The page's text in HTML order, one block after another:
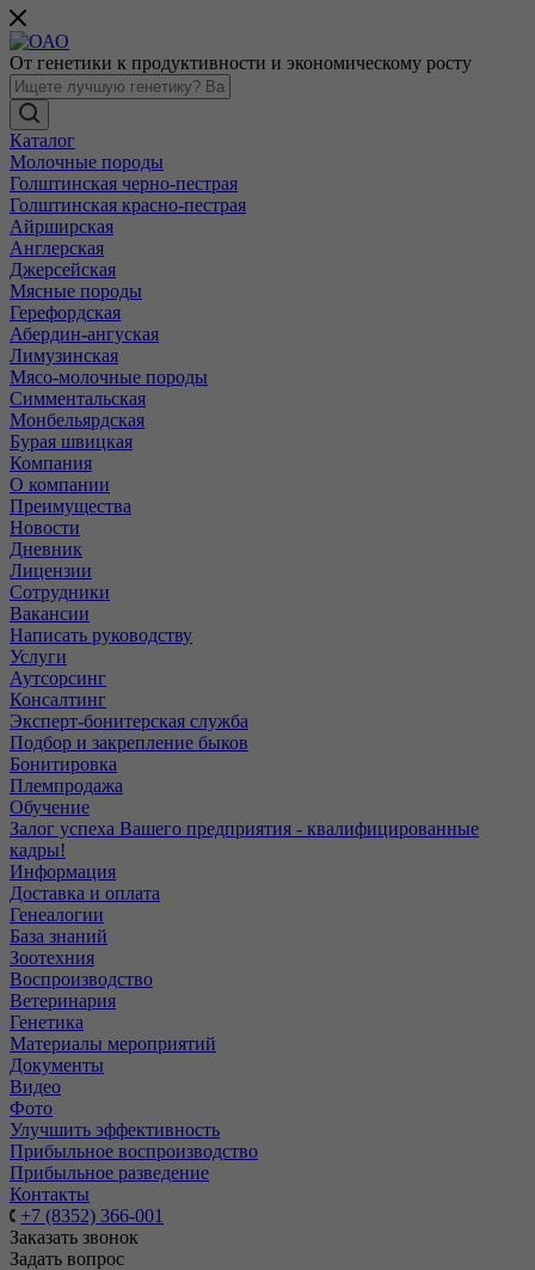
От генетики к продуктивности и экономическому росту
Каталог
Молочные породы
Голштинская черно-пестрая
Голштинская красно-пестрая
Айрширская
Англерская
Джерсейская
Мясные породы
Герефордская
Абердин-ангуская
Лимузинская
Мясо-молочные породы
Симментальская
Монбельярдская
Бурая швицкая
Компания
О компании
Преимущества
Новости
Дневник
Лицензии
Сотрудники
Вакансии
Написать руководству
Услуги
Аутсорсинг
Консалтинг
Эксперт-бонитерская служба
Подбор и закрепление быков
Бонитировка
Племпродажа
Обучение
Залог успеха Вашего предприятия - квалифицированные
кадры!
Информация
Доставка и оплата
Генеалогии
База знаний
Зоотехния
Воспроизводство
Ветеринария
Генетика
Материалы мероприятий
Документы
Видео
Фото
Улучшить эффективность
Прибыльное воспроизводство
Прибыльное разведение
Контакты
+7 (8352) 366-001
Заказать звонок
Задать вопрос